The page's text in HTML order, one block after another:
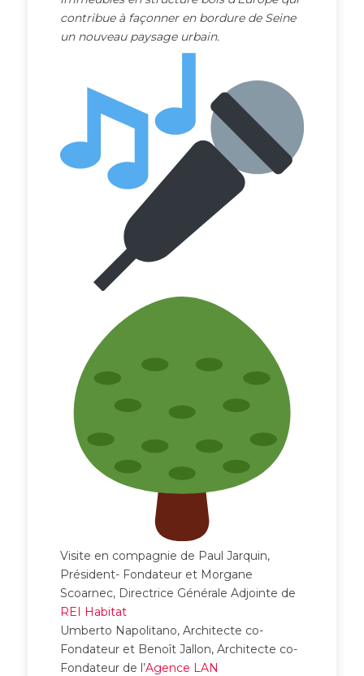
contribue à façonner en bordure de Seine
un nouveau paysage urbain.
Visite en compagnie de Paul Jarquin,
Président- Fondateur et Morgane
Scoarnec, Directrice Générale Adjointe de
REI Habitat
Umberto Napolitano, Architecte co-
Fondateur et Benoît Jallon, Architecte co-
Fondateur de l’Agence LAN